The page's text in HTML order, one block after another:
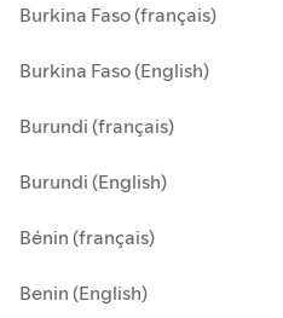
Burkina Faso (français)
Burkina Faso (English)
Burundi (français)
Burundi (English)
Bénin (français)
Benin (English)